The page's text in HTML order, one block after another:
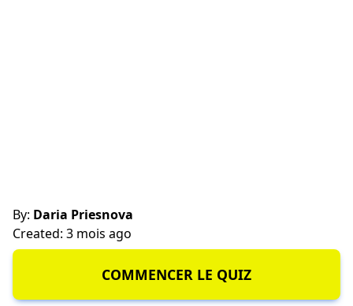
By: Daria Priesnova
Created: 3 mois ago
COMMENCER LE QUIZ